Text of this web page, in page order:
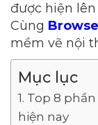
được hiện
Cùng
mềm vẽ nội
Mục lục
Top 8
hiện nay